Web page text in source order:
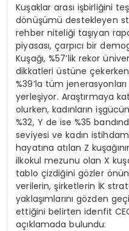
Kuşaklar arası işbirliğini
dönüşümü destekleyen
rehber niteliği taşıyan
piyasası, çarpıcı bir
Kuşağı, %57’lik rekor
dikkatleri üstüne
%39’la tüm
yerleşiyor. Araştırmaya
olurken, kadınların
%32, Y de ise %35
seviyesi ve kadın
hayatına atılan Z
ilkokul mezunu olan X
tablo çizdiğini gözler
verilerin, şirketlerin İK
yaklaşımlarını gözden
ettiğini belirten idenfit
açıklamada bulundu: